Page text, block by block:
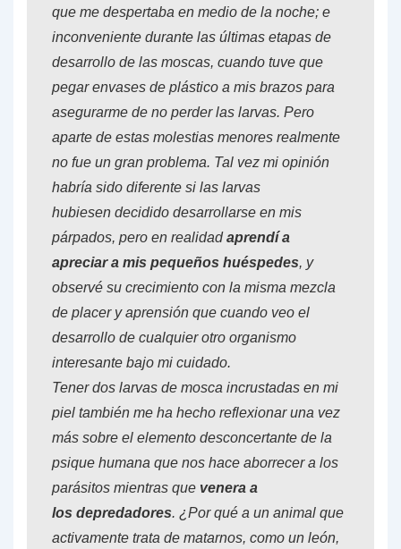
que me despertaba en medio de la noche; e
inconveniente durante las últimas etapas de
desarrollo de las moscas, cuando tuve que
pegar envases de plástico a mis brazos para
asegurarme de no perder las larvas. Pero
aparte de estas molestias menores realmente
no fue un gran problema. Tal vez mi opinión
habría sido diferente si las larvas
hubiesen decidido desarrollarse en mis
párpados, pero en realidadaprendí a
apreciar a mis pequeños huéspedes, y
observé su crecimiento con la misma mezcla
de placer y aprensión que cuando veo el
desarrollo de cualquier otro organismo
interesante bajo mi cuidado.
Tener dos larvas de mosca incrustadas en mi
piel también me ha hecho reflexionar una vez
más sobre el elemento desconcertante de la
psique humana que nos hace aborrecer a los
parásitos mientras que venera a
los depredadores. ¿Por qué a un animal que
activamente trata de matarnos, como un león,